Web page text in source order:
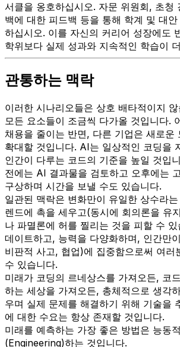
서클을 옹호하십시오. 자문 위원회, 초청
백에 대한 피드백 등을 통해 학계 및 대
하십시오. 이를 자신의 커리어 성장에도
학위보다 실제 성과와 지속적인 학습이
관통하는 맥락
이러한 시나리오들은 상호 배타적이지
모든 요소들이 조금씩 다가올 것입니다.
채용을 줄이는 반면, 다른 기업은 새로운
확대할 것입니다. AI는 일상적인 코딩을
인간이 다루는 코드의 기준을 높일 것입
전에는 AI 결과물을 검토하고 오후에는
구상하며 시간을 보낼 수도 있습니다.
일관된 맥락은 변화만이 유일한 상수라
렌드에 촉을 세우고(동시에 회의론을 유
나 파멸론에 허를 찔리는 것을 피할 수
데이트하고, 능력을 다양화하며, 인간만
비판적 사고, 협업)에 집중함으로써 여러
수 있습니다.
미래가 코딩의 르네상스를 가져오든, 코
하는 세상을 가져오든, 총체적으로 생각
우며 실제 문제를 해결하기 위해 기술을
에 대한 수요는 항상 존재할 것입니다.
미래를 예측하는 가장 좋은 방법은 능동
(Engineering)하는 것입니다.